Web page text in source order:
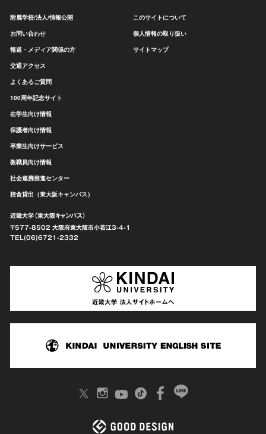
附属学校/法人/情報公開
お問い合わせ
報道・メディア関係の方
交通アクセス
よくあるご質問
100周年記念サイト
在学生向け情報
保護者向け情報
卒業生向けサービス
教職員向け情報
社会連携推進センター
校舎貸出（東大阪キャンパス）
このサイトについて
個人情報の取り扱い
サイトマップ
近畿大学（東大阪キャンパス）
〒577-8502 大阪府東大阪市小若江3-4-1
TEL(06)6721-2332